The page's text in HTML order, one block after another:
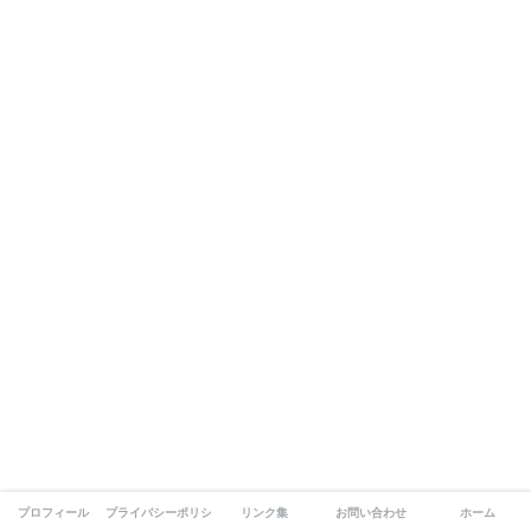
プロフィール プライバシーポリシー リンク集 お問い合わせ ホーム